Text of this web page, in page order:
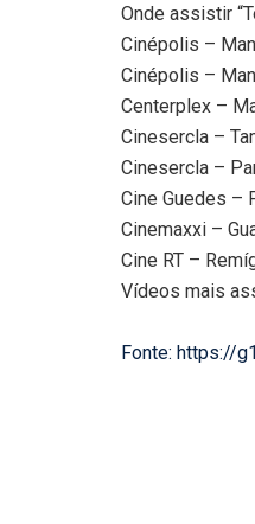
Onde assistir
Cinépolis –
Cinépolis –
Centerplex –
Cinesercla –
Cinesercla –
Cine Guedes –
Cinemaxxi –
Cine RT –
Vídeos mais
Fonte: https://